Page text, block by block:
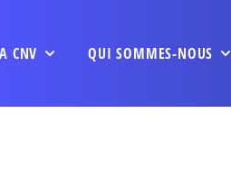
CNV QUI SOMMES-NOUS